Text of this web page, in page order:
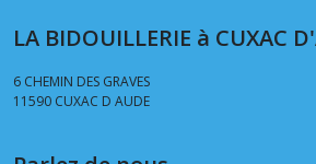
LA BIDOUILLERIE à CUXAC
6 CHEMIN DES GRAVES
11590 CUXAC D AUDE